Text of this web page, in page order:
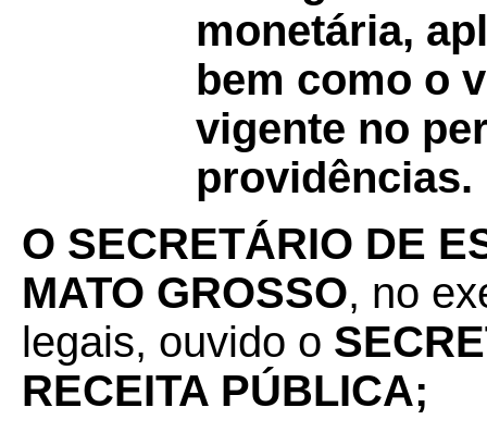
monetária,
bem como o
vigente no
providências.
O SECRETÁRIO DE
MATO GROSSO, no
legais, ouvido o
RECEITA PÚBLICA;